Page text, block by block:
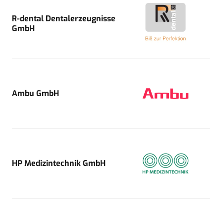
R-dental Dentalerzeugnisse
GmbH
Ambu GmbH
HP Medizintechnik GmbH